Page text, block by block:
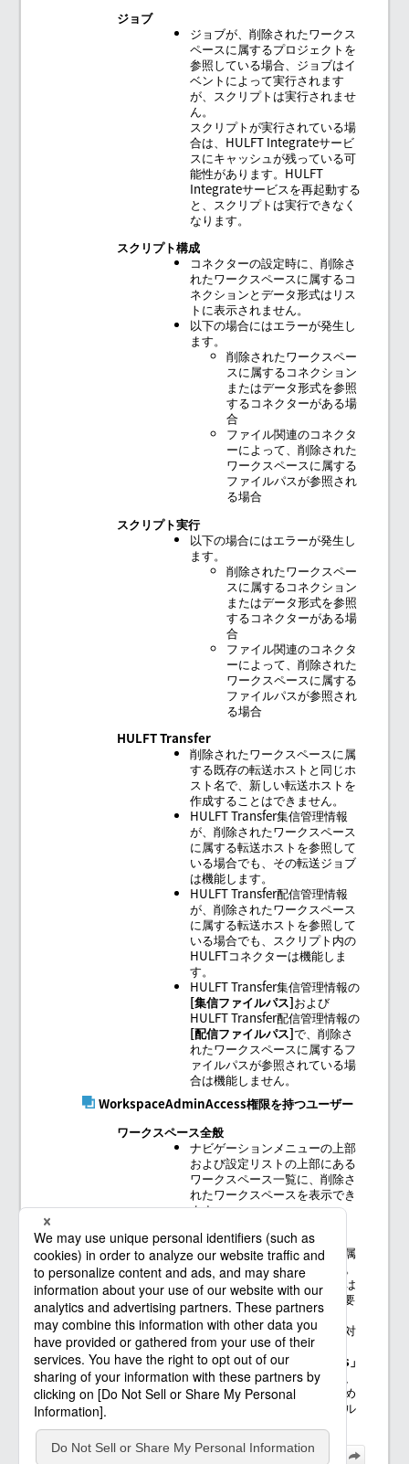
ジョブ
ジョブが、削除されたワークス
ペースに属するプロジェクトを
参照している場合、ジョブはイ
ベントによって実行されます
が、スクリプトは実行されませ
ん。
スクリプトが実行されている場
合は、HULFT Integrateサービ
スにキャッシュが残っている可
能性があります。HULFT
Integrateサービスを再起動する
と、スクリプトは実行できなく
なります。
スクリプト構成
コネクターの設定時に、削除さ
れたワークスペースに属するコ
ネクションとデータ形式はリス
トに表示されません。
以下の場合にはエラーが発生し
ます。
削除されたワークスペー
スに属するコネクション
またはデータ形式を参照
するコネクターがある場
合
ファイル関連のコネクタ
ーによって、削除された
ワークスペースに属する
ファイルパスが参照され
る場合
スクリプト実行
以下の場合にはエラーが発生し
ます。
削除されたワークスペー
スに属するコネクション
またはデータ形式を参照
するコネクターがある場
合
ファイル関連のコネクタ
ーによって、削除された
ワークスペースに属する
ファイルパスが参照され
る場合
HULFT Transfer
削除されたワークスペースに属
する既存の転送ホストと同じホ
スト名で、新しい転送ホストを
作成することはできません。
HULFT Transfer集信管理情報
が、削除されたワークスペース
に属する転送ホストを参照して
いる場合でも、その転送ジョブ
は機能します。
HULFT Transfer配信管理情報
が、削除されたワークスペース
に属する転送ホストを参照して
いる場合でも、スクリプト内の
HULFTコネクターは機能しま
す。
HULFT Transfer集信管理情報の
集信ファイルパス および
HULFT Transfer配信管理情報の
配信ファイルパス で、削除さ
れたワークスペースに属するフ
ァイルパスが参照されている場
合は機能しません。
WorkspaceAdminAccess権限を持つユーザー
ワークスペース全般
ナビゲーションメニューの上部
および設定リストの上部にある
ワークスペース一覧に、削除さ
れたワークスペースを表示でき
ます。
DATA INTEGRATION
削除されたワークスペースに属
するリソースを削除できます。
また、リソースを削除するには
各リソースのEditの権限が必要
です。
削除されたワークスペースに対
して
WorkspaceAdminAccess
の権限を持っている場合でも、
リソースを作成・編集するため
のワークスペース選択フィール